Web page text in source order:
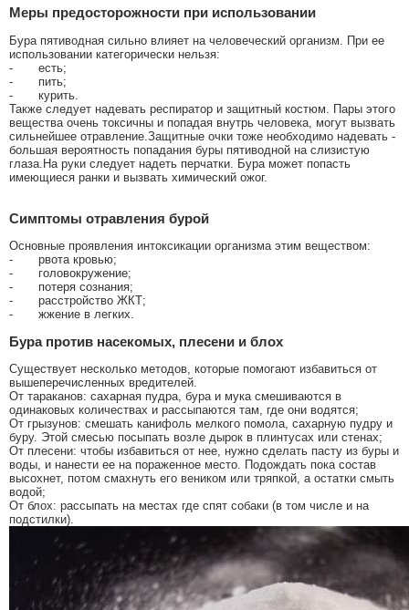
Меры предосторожности при использовании
Бура пятиводная сильно влияет на человеческий организм. При ее
использовании категорически нельзя:
- есть;
- пить;
- курить.
Также следует надевать респиратор и защитный костюм. Пары этого
вещества очень токсичны и попадая внутрь человека, могут вызвать
сильнейшее отравление.Защитные очки тоже необходимо надевать -
большая вероятность попадания буры пятиводной на слизистую
глаза.На руки следует надеть перчатки. Бура может попасть
имеющиеся ранки и вызвать химический ожог.
Симптомы отравления бурой
Основные проявления интоксикации организма этим веществом:
- рвота кровью;
- головокружение;
- потеря сознания;
- расстройство ЖКТ;
- жжение в легких.
Бура против насекомых, плесени и блох
Существует несколько методов, которые помогают избавиться от
вышеперечисленных вредителей.
От тараканов: сахарная пудра, бура и мука смешиваются в
одинаковых количествах и рассыпаются там, где они водятся;
От грызунов: смешать канифоль мелкого помола, сахарную пудру и
буру. Этой смесью посыпать возле дырок в плинтусах или стенах;
От плесени: чтобы избавиться от нее, нужно сделать пасту из буры и
воды, и нанести ее на пораженное место. Подождать пока состав
высохнет, потом смахнуть его веником или тряпкой, а остатки смыть
водой;
От блох: рассыпать на местах где спят собаки (в том числе и на
подстилки).